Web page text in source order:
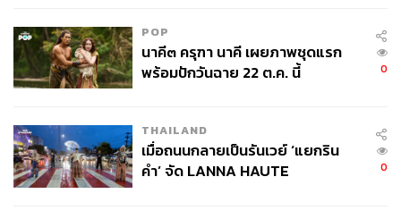
POP
นาคี๓ ครุฑา นาคี เผยภาพชุดแรก
พร้อมปักวันฉาย 22 ต.ค. นี้
0
THAILAND
เมื่อถนนกลายเป็นรันเวย์ ‘แยกริน
คำ’ จัด LANNA HAUTE
0